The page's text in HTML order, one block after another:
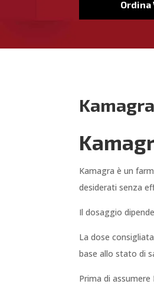
Ordina
Kamagra è un
desiderati senza
Il dosaggio
La dose
base allo stato di
Prima di